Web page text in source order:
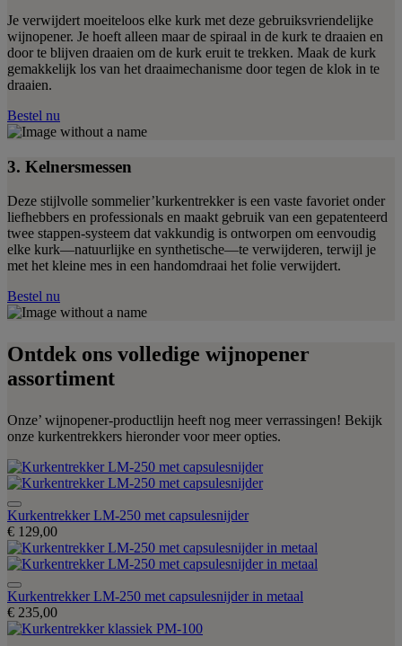
Je verwijdert moeiteloos elke kurk met deze gebruiksvriendelijke
wijnopener. Je hoeft alleen maar de spiraal in de kurk te draaien en
door te blijven draaien om de kurk eruit te trekken. Maak de kurk
gemakkelijk los van het draaimechanisme door tegen de klok in te
draaien.
Bestel nu
3. Kelnersmessen
Deze stijlvolle sommelier’kurkentrekker is een vaste favoriet onder
liefhebbers en professionals en maakt gebruik van een gepatenteerd
twee stappen-systeem dat vakkundig is ontworpen om eenvoudig
elke kurk—natuurlijke en synthetische—te verwijderen, terwijl je
met het kleine mes in een handomdraai het folie verwijdert.
Bestel nu
Ontdek ons volledige wijnopener
assortiment
Onze’ wijnopener-productlijn heeft nog meer verrassingen! Bekijk
onze kurkentrekkers hieronder voor meer opties.
Kurkentrekker LM-250 met capsulesnijder
€ 129,00
Kurkentrekker LM-250 met capsulesnijder in metaal
€ 235,00